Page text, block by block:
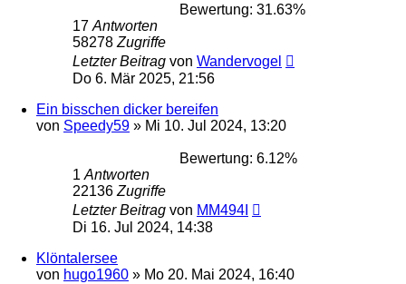
Bewertung: 31.63%
17 Antworten
58278 Zugriffe
Letzter Beitrag von Wandervogel
Do 6. Mär 2025, 21:56
Ein bisschen dicker bereifen
von Speedy59 » Mi 10. Jul 2024, 13:20
Bewertung: 6.12%
1 Antworten
22136 Zugriffe
Letzter Beitrag von MM494I
Di 16. Jul 2024, 14:38
Klöntalersee
von hugo1960 » Mo 20. Mai 2024, 16:40